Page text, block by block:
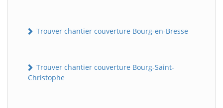
Trouver chantier couverture Bourg-en-Bresse
Trouver chantier couverture Bourg-Saint-
Christophe